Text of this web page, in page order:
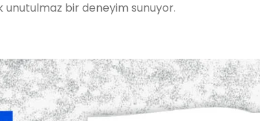
bir deneyim sunuyor.